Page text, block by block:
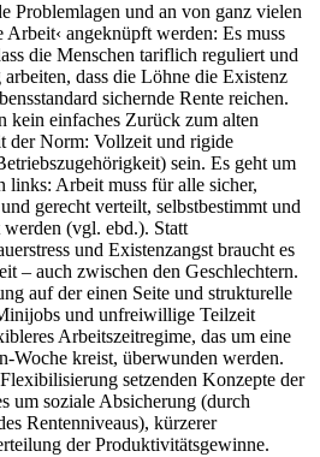
Problemlagen und an von ganz vielen
Arbeit‹ angeknüpft werden: Es muss
die Menschen tariflich reguliert und
dass die Löhne die Existenz
sichernde Rente reichen.
kein einfaches Zurück zum alten
der Norm: Vollzeit und rigide
sein. Es geht um
links: Arbeit muss für alle sicher,
gerecht verteilt, selbstbestimmt und
(vgl. ebd.). Statt
und Existenzangst braucht es
– auch zwischen den Geschlechtern.
auf der einen Seite und strukturelle
und unfreiwillige Teilzeit
Arbeitszeitregime, das um eine
Woche kreist, überwunden werden.
setzenden Konzepte der
um soziale Absicherung (durch
Rentenniveaus), kürzerer
der Produktivitätsgewinne.